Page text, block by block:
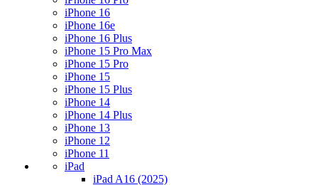
iPhone 16
iPhone 16e
iPhone 16 Plus
iPhone 15 Pro Max
iPhone 15 Pro
iPhone 15
iPhone 15 Plus
iPhone 14
iPhone 14 Plus
iPhone 13
iPhone 12
iPhone 11
iPad
iPad A16 (2025)